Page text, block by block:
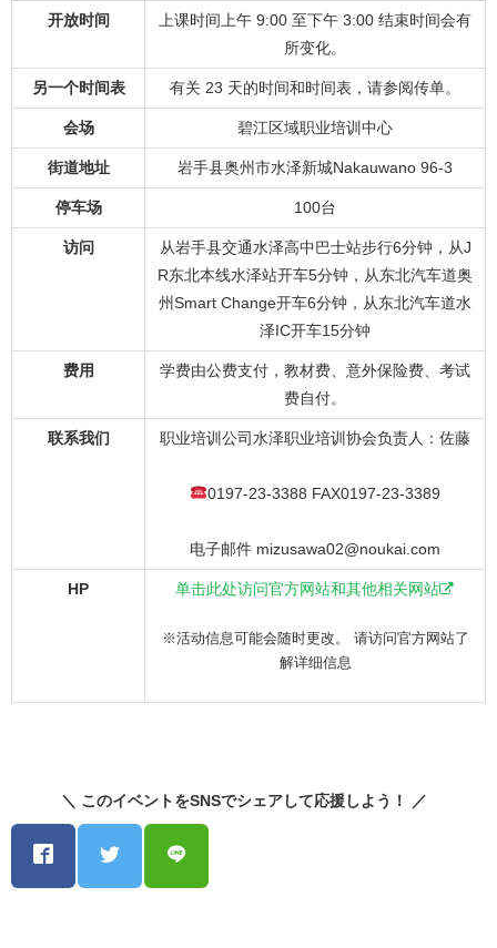
开放时间
上课时间上午 9:00 至下午 3:00 结束时间会有
所变化。
另一个时间表 有关 23 天的时间和时间表，请参阅传单。
会场 碧江区域职业培训中心
街道地址 岩手县奥州市水泽新城Nakauwano 96-3
停车场 100台
访问
从岩手县交通水泽高中巴士站步行6分钟，从J
R东北本线水泽站开车5分钟，从东北汽车道奥
州Smart Change开车6分钟，从东北汽车道水
泽IC开车15分钟
费用
学费由公费支付，教材费、意外保险费、考试
费自付。
联系我们 职业培训公司水泽职业培训协会负责人：佐藤
0197-23-3388 FAX0197-23-3389
电子邮件 mizusawa02@noukai.com
HP 单击此处访问官方网站和其他相关网站
※活动信息可能会随时更改。 请访问官方网站了
解详细信息
＼ このイベントをSNSでシェアして応援しよう！ ／